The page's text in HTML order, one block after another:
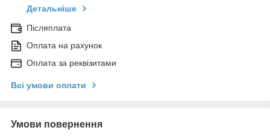
Детальніше
Післяплата
Оплата на рахунок
Оплата за реквізитами
Всі умови оплати
Умови повернення